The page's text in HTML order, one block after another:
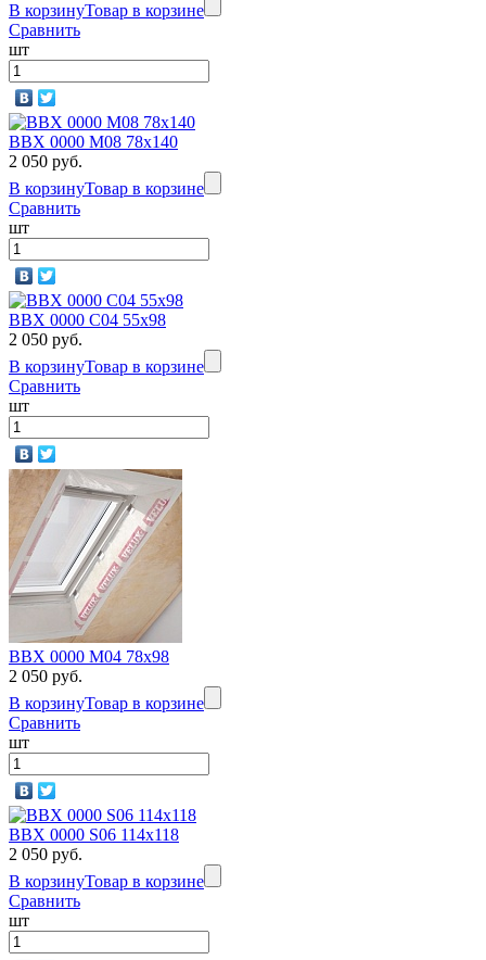
В корзинуТовар в корзине
Сравнить
шт
BBX 0000 M08 78х140
2 050 руб.
В корзинуТовар в корзине
Сравнить
шт
BBX 0000 C04 55x98
2 050 руб.
В корзинуТовар в корзине
Сравнить
шт
BBX 0000 M04 78х98
2 050 руб.
В корзинуТовар в корзине
Сравнить
шт
BBX 0000 S06 114х118
2 050 руб.
В корзинуТовар в корзине
Сравнить
шт